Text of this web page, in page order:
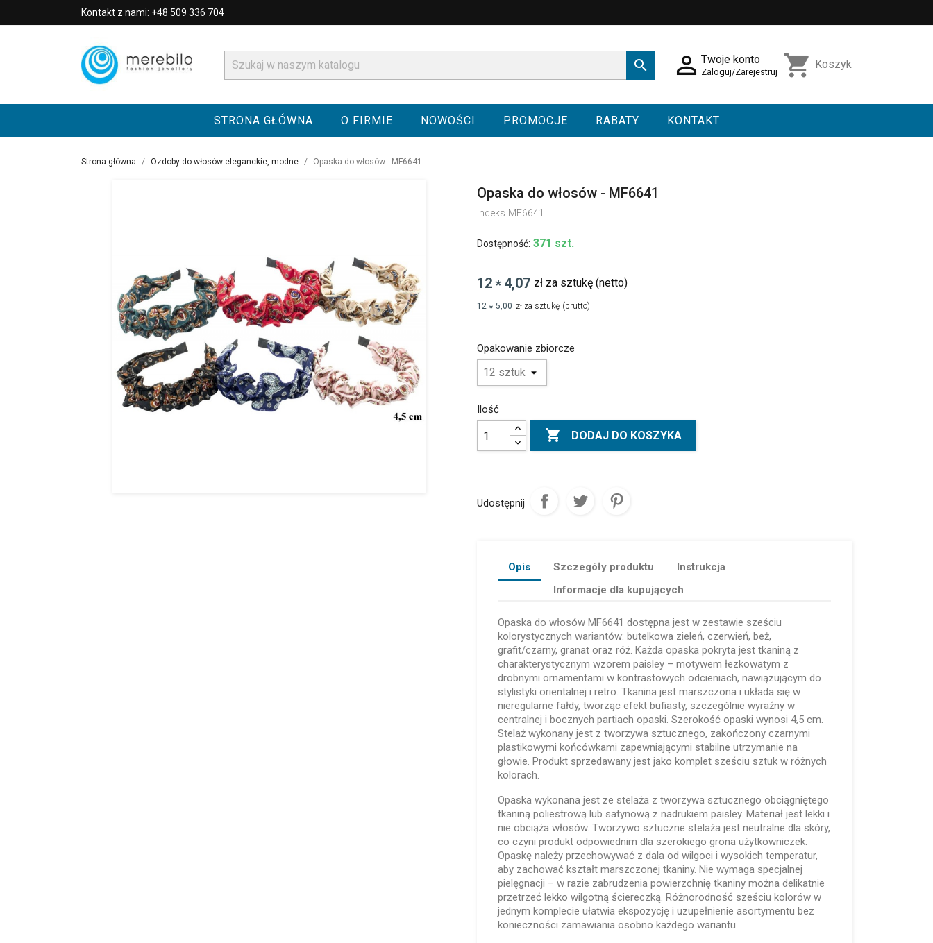
Kontakt z nami: +48 509 336 704
  Twoje konto
Zaloguj/Zarejestruj shopping_cart Koszyk
STRONA GŁÓWNA O FIRMIE NOWOŚCI PROMOCJE RABATY KONTAKT
Strona główna Ozdoby do włosów eleganckie, modne Opaska do włosów - MF6641
Opaska do włosów - MF6641
Indeks MF6641
Dostępność: 371 szt.
12* 4,07 zł za sztukę (netto)
12 * 5,00 zł za sztukę (brutto)
Opakowanie zbiorcze
Ilość
 DODAJ DO KOSZYKA
Udostępnij
Opis Szczegóły produktu
Instrukcja
Informacje dla kupujących
Opaska do włosów MF6641 dostępna jest w zestawie sześciu
kolorystycznych wariantów: butelkowa zieleń, czerwień, beż,
grafit/czarny, granat oraz róż. Każda opaska pokryta jest tkaniną z
charakterystycznym wzorem paisley – motywem łezkowatym z
drobnymi ornamentami w kontrastowych odcieniach, nawiązującym do
stylistyki orientalnej i retro. Tkanina jest marszczona i układa się w
nieregularne fałdy, tworząc efekt bufiasty, szczególnie wyraźny w
centralnej i bocznych partiach opaski. Szerokość opaski wynosi 4,5 cm.
Stelaż wykonany jest z tworzywa sztucznego, zakończony czarnymi
plastikowymi końcówkami zapewniającymi stabilne utrzymanie na
głowie. Produkt sprzedawany jest jako komplet sześciu sztuk w różnych
kolorach.
Opaska wykonana jest ze stelaża z tworzywa sztucznego obciągniętego
tkaniną poliestrową lub satynową z nadrukiem paisley. Materiał jest lekki i
nie obciąża włosów. Tworzywo sztuczne stelaża jest neutralne dla skóry,
co czyni produkt odpowiednim dla szerokiego grona użytkowniczek.
Opaskę należy przechowywać z dala od wilgoci i wysokich temperatur,
aby zachować kształt marszczonej tkaniny. Nie wymaga specjalnej
pielęgnacji – w razie zabrudzenia powierzchnię tkaniny można delikatnie
przetrzeć lekko wilgotną ściereczką. Różnorodność sześciu kolorów w
jednym komplecie ułatwia ekspozycję i uzupełnienie asortymentu bez
konieczności zamawiania osobno każdego wariantu.